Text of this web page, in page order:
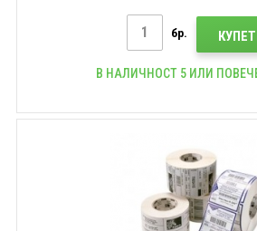
бр.
В НАЛИЧНОСТ 5 ИЛИ